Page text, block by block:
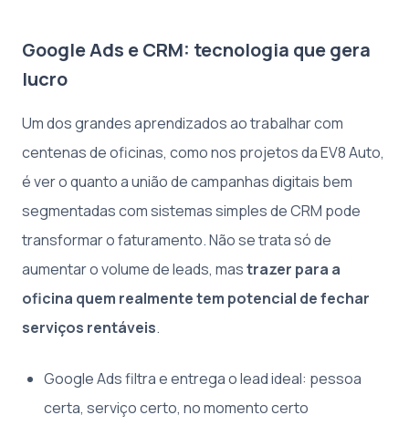
Google Ads e CRM: tecnologia que gera
lucro
Um dos grandes aprendizados ao trabalhar com
centenas de oficinas, como nos projetos da EV8 Auto,
é ver o quanto a união de campanhas digitais bem
segmentadas com sistemas simples de CRM pode
transformar o faturamento. Não se trata só de
aumentar o volume de leads, mastrazer para a
oficina quem realmente tem potencial de fechar
serviços rentáveis.
Google Ads filtra e entrega o lead ideal: pessoa
certa, serviço certo, no momento certo